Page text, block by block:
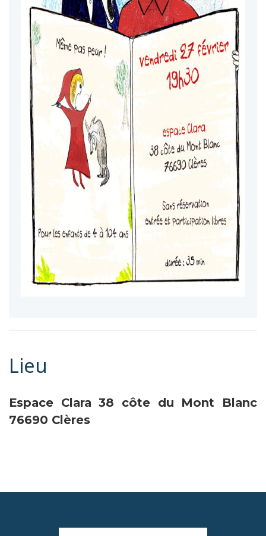
Lieu
Espace Clara38 côte du Mont Blanc
76690 Clères